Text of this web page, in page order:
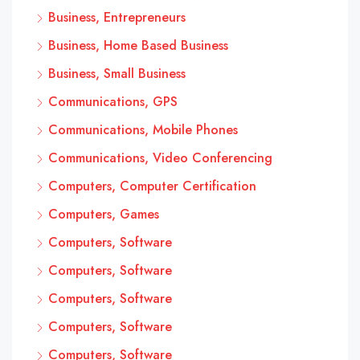
Business, Entrepreneurs
Business, Home Based Business
Business, Small Business
Communications, GPS
Communications, Mobile Phones
Communications, Video Conferencing
Computers, Computer Certification
Computers, Games
Computers, Software
Computers, Software
Computers, Software
Computers, Software
Computers, Software